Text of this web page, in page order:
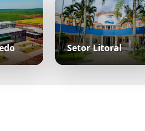
Setor Litoral